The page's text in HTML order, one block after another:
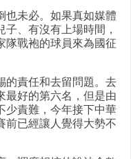
也未必。如果真如媒體
、有沒有上場時間，
隊戰袍的球員來為國征
的責任和去留問題。去
最好的第六名，但是由
少責難，今年接下中華
前已經讓人覺得大勢不